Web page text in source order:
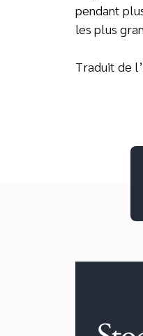
pendant
les plus
Traduit de